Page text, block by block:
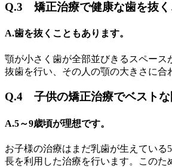
Q.3 矯正治療で健康な歯を抜く
A.歯を抜くこともあります。
顎が小さく歯が全部並びきるスペー
抜歯を行い、その人の顎の大きさに合
Q.4 子供の矯正治療でベストな
A.5～9歳頃が理想です。
お子様の治療はまだ乳歯が生えてい
長を利用した治療を行います。このた